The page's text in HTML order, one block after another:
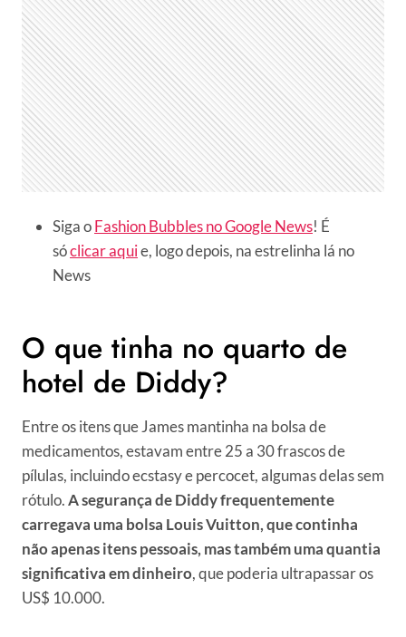
Siga oFashion Bubbles no Google News! É
sóclicar aquie, logo depois, na estrelinha lá no
News
O que tinha no quarto de
hotel de Diddy?
Entre os itens que James mantinha na bolsa de
medicamentos, estavam entre 25 a 30 frascos de
pílulas, incluindo ecstasy e percocet, algumas delas sem
rótulo.A segurança de Diddy frequentemente
carregava uma bolsa Louis Vuitton, que continha
não apenas itens pessoais, mas também uma quantia
significativa em dinheiro, que poderia ultrapassar os
US$ 10.000.